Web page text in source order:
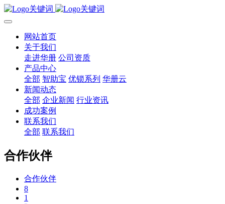
网站首页
关于我们
走进华册 公司资质
产品中心
全部 智助宝 优锁系列 华册云
新闻动态
全部 企业新闻 行业资讯
成功案例
联系我们
全部 联系我们
合作伙伴
合作伙伴
8
1